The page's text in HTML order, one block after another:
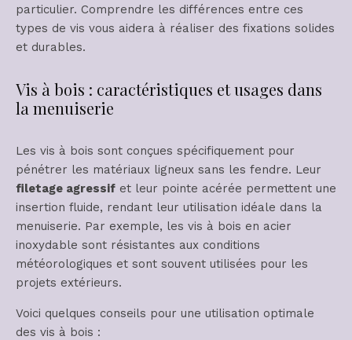
particulier. Comprendre les différences entre ces
types de vis vous aidera à réaliser des fixations solides
et durables.
Vis à bois : caractéristiques et usages dans
la menuiserie
Les vis à bois sont conçues spécifiquement pour
pénétrer les matériaux ligneux sans les fendre. Leur
filetage agressif et leur pointe acérée permettent une
insertion fluide, rendant leur utilisation idéale dans la
menuiserie. Par exemple, les vis à bois en acier
inoxydable sont résistantes aux conditions
météorologiques et sont souvent utilisées pour les
projets extérieurs.
Voici quelques conseils pour une utilisation optimale
des vis à bois :